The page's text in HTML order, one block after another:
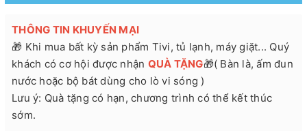
THÔNG TIN KHUYẾN MẠI
🎁 Khi mua bất kỳ sản phẩm Tivi, tủ lạnh, máy giặt... Quý
khách có cơ hội được nhận QUÀ TẶNG🎁( Bàn là, ấm đun
nước hoặc bộ bát dùng cho lò vi sóng )
Lưu ý: Quà tặng có hạn, chương trình có thể kết thúc
sớm.